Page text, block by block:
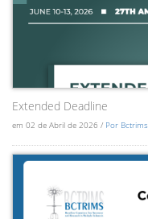
Extended Deadline
em 02 de Abril de 2026 / Por Bctrims